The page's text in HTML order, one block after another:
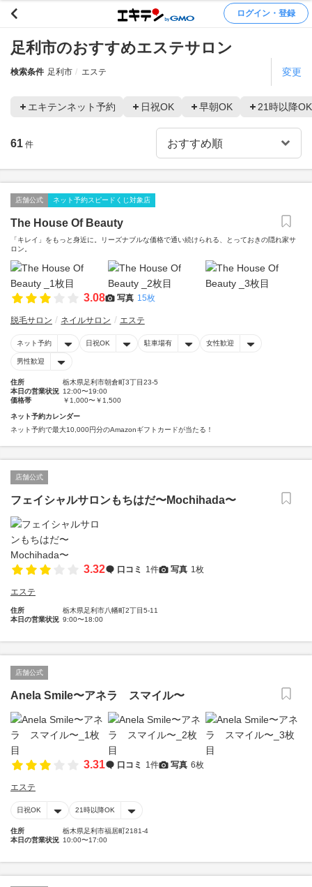
ログイン・登録
足利市のおすすめエステサロン
検索条件 足利市 エステ 変更
エキテンネット予約 日祝OK 早朝OK 21時以降OK
61 件
店舗公式 ネット予約スピードくじ対象店
The House Of Beauty
「キレイ」をもっと身近に。リーズナブルな価格で通い続けられる、とっておきの隠れ家サ
ロン。
3.08 写真 15枚
脱毛サロン ネイルサロン エステ
ネット予約 日祝OK 駐車場有 女性歓迎
男性歓迎
住所
栃木県足利市朝倉町3丁目23-5
本日の営業状況 12:00〜19:00
価格帯
￥1,000〜￥1,500
ネット予約カレンダー
ネット予約で最大10,000円分のAmazonギフトカードが当たる！
店舗公式
フェイシャルサロンもちはだ〜Mochihada〜
3.32 口コミ 1件 写真 1枚
エステ
住所
栃木県足利市八幡町2丁目5-11
本日の営業状況 9:00〜18:00
店舗公式
Anela Smile〜アネラ スマイル〜
3.31 口コミ 1件 写真 6枚
エステ
日祝OK 21時以降OK
住所
栃木県足利市福居町2181-4
本日の営業状況 10:00〜17:00